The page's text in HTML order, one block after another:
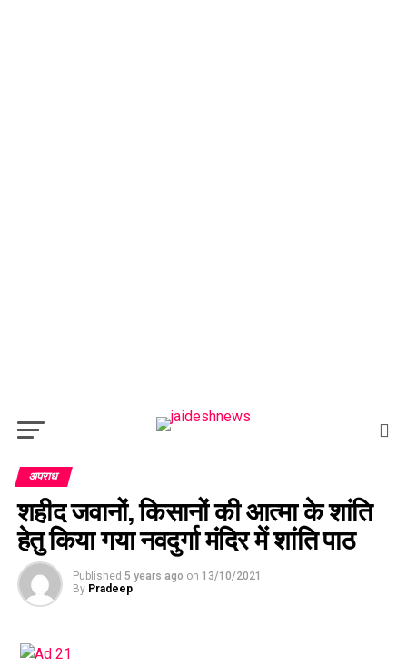
अपराध
शहीद जवानों, किसानों की आत्मा के शांति
हेतु किया गया नवदुर्गा मंदिर में शांति पाठ
Published 5 years ago on 13/10/2021
By Pradeep